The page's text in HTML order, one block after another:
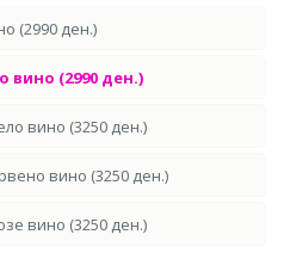
(2990 ден.)
вино (2990 ден.)
вино (3250 ден.)
вино (3250 ден.)
вино (3250 ден.)